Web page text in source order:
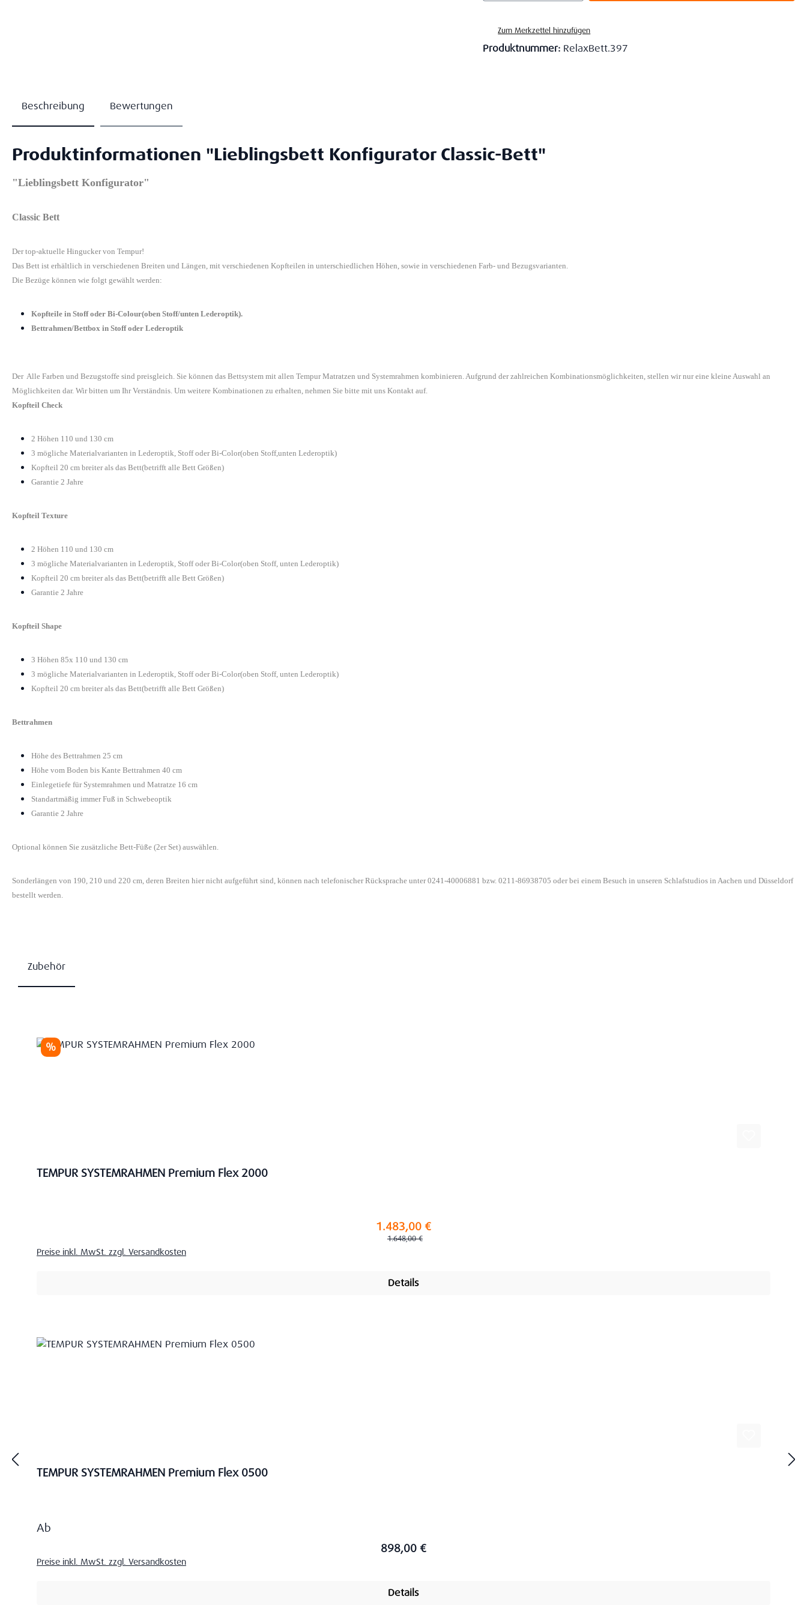
Zum Merkzettel hinzufügen
Produktnummer: RelaxBett.397
Beschreibung Bewertungen
Produktinformationen "Lieblingsbett Konfigurator Classic-Bett"
"Lieblingsbett Konfigurator"
Classic Bett
Der top-aktuelle Hingucker von Tempur!
Das Bett ist erhältlich in verschiedenen Breiten und Längen, mit verschiedenen Kopfteilen in unterschiedlichen Höhen, sowie in verschiedenen Farb- und Bezugsvarianten.
Die Bezüge können wie folgt gewählt werden:
Kopfteile in Stoff oder Bi-Colour(oben Stoff/unten Lederoptik).
Bettrahmen/Bettbox in Stoff oder Lederoptik
Der Alle Farben und Bezugstoffe sind preisgleich. Sie können das Bettsystem mit allen Tempur Matratzen und Systemrahmen kombinieren. Aufgrund der zahlreichen Kombinationsmöglichkeiten, stellen wir nur eine kleine Auswahl an
Möglichkeiten dar. Wir bitten um Ihr Verständnis. Um weitere Kombinationen zu erhalten, nehmen Sie bitte mit uns Kontakt auf.
Kopfteil Check
2 Höhen 110 und 130 cm
3 mögliche Materialvarianten in Lederoptik, Stoff oder Bi-Color(oben Stoff,unten Lederoptik)
Kopfteil 20 cm breiter als das Bett(betrifft alle Bett Größen)
Garantie 2 Jahre
Kopfteil Texture
2 Höhen 110 und 130 cm
3 mögliche Materialvarianten in Lederoptik, Stoff oder Bi-Color(oben Stoff, unten Lederoptik)
Kopfteil 20 cm breiter als das Bett(betrifft alle Bett Größen)
Garantie 2 Jahre
Kopfteil Shape
3 Höhen 85x 110 und 130 cm
3 mögliche Materialvarianten in Lederoptik, Stoff oder Bi-Color(oben Stoff, unten Lederoptik)
Kopfteil 20 cm breiter als das Bett(betrifft alle Bett Größen)
Bettrahmen
Höhe des Bettrahmen 25 cm
Höhe vom Boden bis Kante Bettrahmen 40 cm
Einlegetiefe für Systemrahmen und Matratze 16 cm
Standartmäßig immer Fuß in Schwebeoptik
Garantie 2 Jahre
Optional können Sie zusätzliche Bett-Füße (2er Set) auswählen.
Sonderlängen von 190, 210 und 220 cm, deren Breiten hier nicht aufgeführt sind, können nach telefonischer Rücksprache unter 0241-40006881 bzw. 0211-86938705 oder bei einem Besuch in unseren Schlafstudios in Aachen und Düsseldorf
bestellt werden.
Zubehör
Rabatt
%
TEMPUR SYSTEMRAHMEN Premium Flex 2000
1.483,00 €
Regulärer Preis:
1.648,00 €
Preise inkl. MwSt. zzgl. Versandkosten
Details
TEMPUR SYSTEMRAHMEN Premium Flex 0500
Regulärer Preis:
Ab
898,00 €
Preise inkl. MwSt. zzgl. Versandkosten
Details